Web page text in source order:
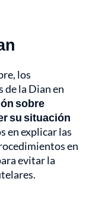
los
de la Dian en
sobre
su situación
en explicar las
en
evitar la